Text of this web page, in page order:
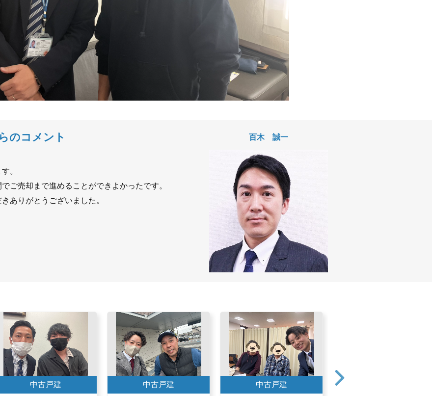
のコメント
。
ご売却まで進めることができよかったです。
ありがとうございました。
百木 誠一
中古戸建 中古戸建 中古戸建